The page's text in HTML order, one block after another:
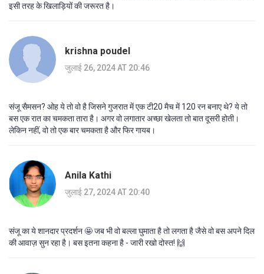
इसी तरह के खिलाड़ियों की जरूरत है।
krishna poudel
जुलाई 26, 2024 AT 20:46
संजू सैमसन? ओह ये तो वो है जिसने गुजरात में एक टी20 मैच में 120 रन बनाए थे? ये तो
बस एक रात का चमकता तारा है। अगर वो लगातार अच्छा खेलता तो बात दूसरी होती।
लेकिन नहीं, वो तो एक बार चमकता है और फिर गायब।
Anila Kathi
जुलाई 27, 2024 AT 20:40
संजू का ये शानदार प्रदर्शन 🤩 जब भी वो बल्ला घुमाता है तो लगता है जैसे वो बस अपने दिल
की आवाज़ सुन रहा है। बस इतना कहना है - जारी रखो दोस्त! 🙌